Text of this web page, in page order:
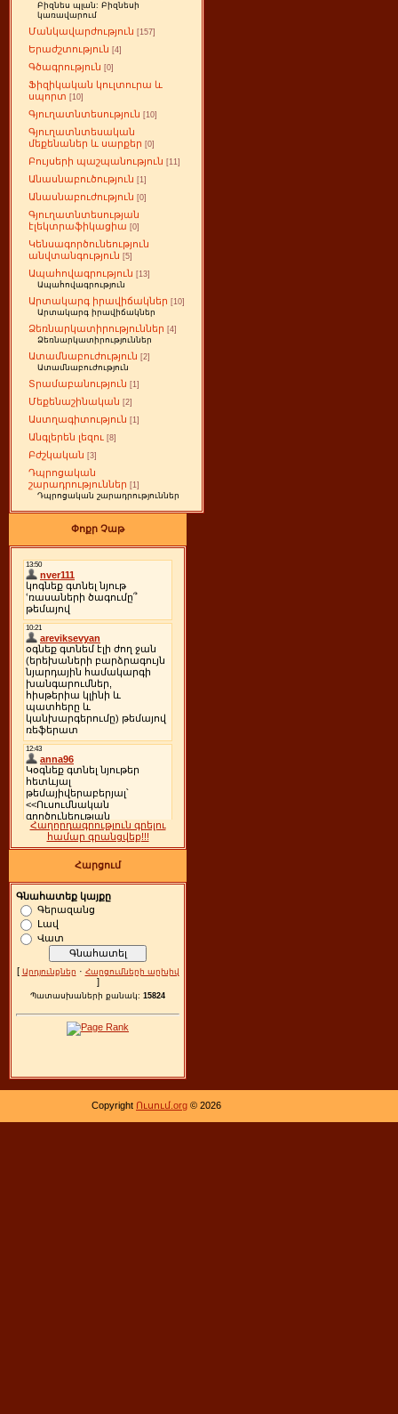
Բիզնես պլան: Բիզնեսի
կառավարում
Մանկավարժություն [157]
Երաժշտություն [4]
Գծագրություն [0]
Ֆիզիկական կուլտուրա և
սպորտ [10]
Գյուղատնտեսություն [10]
Գյուղատնտեսական
մեքենաներ և սարքեր [0]
Բույսերի պաշպանություն [11]
Անասնաբուծություն [1]
Անասնաբուժություն [0]
Գյուղատնտեսության
էլեկտրաֆիկացիա [0]
Կենսագործունեություն
անվտանգություն [5]
Ապահովագրություն [13]
Ապահովագրություն
Արտակարգ իրավիճակներ [10]
Արտակարգ իրավիճակներ
Ձեռնարկատիրություններ [4]
Ձեռնարկատիրություններ
Ատամնաբուժություն [2]
Ատամնաբուժություն
Տրամաբանություն [1]
Մեքենաշինական [2]
Աստղագիտություն [1]
Անգլերեն լեզու [8]
Բժշկական [3]
Դպրոցական
շարադրություններ [1]
Դպրոցական շարադրություններ
Փոքր Չաթ
Հաղորդագրություն գրելու
համար գրանցվեք!!!
Հարցում
Գնահատեք կայքը
Գերազանց
Լավ
Վատ
[ Արդյունքներ · Հարցումների արխիվ
]
Պատասխաների քանակ: 15824
Copyright Ուսում.org © 2026